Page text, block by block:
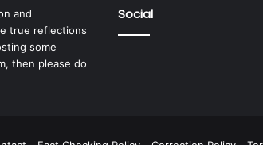
and
true reflections
some
then please do
Social